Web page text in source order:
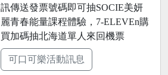
訊傳送發票號碼即可抽SOCIE美妍
麗青春能量課程體驗，7-ELEVEn購
買加碼抽北海道單人來回機票
可口可樂活動訊息